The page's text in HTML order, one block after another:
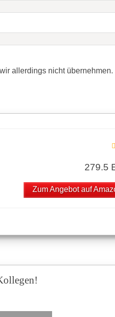
allerdings nicht
279.5
Zum Angebot auf